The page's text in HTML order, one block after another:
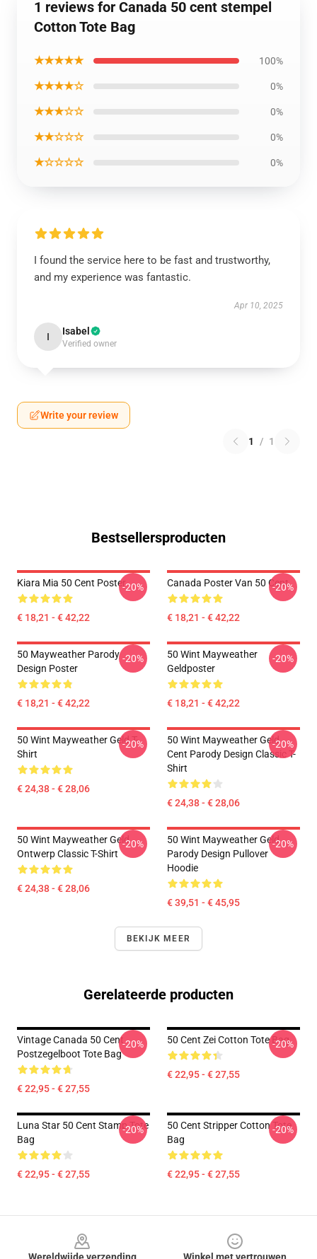
1 reviews for Canada 50 cent stempel
Cotton Tote Bag
★★★★★ 100%
★★★★☆ 0%
★★★☆☆ 0%
★★☆☆☆ 0%
★☆☆☆☆ 0%
I found the service here to be fast and trustworthy,
and my experience was fantastic.
Apr 10, 2025
I Isabel
Verified owner
Write your review
1 / 1
Bestsellersproducten
Kiara Mia 50 Cent Poster
€ 18,21 - € 42,22
-20% Canada Poster Van 50 Cent
€ 18,21 - € 42,22
-20%
50 Mayweather Parody
Design Poster
€ 18,21 - € 42,22
-20%
50 Wint Mayweather
Geldposter
€ 18,21 - € 42,22
-20%
50 Wint Mayweather Geld T-
Shirt
€ 24,38 - € 28,06
-20%
50 Wint Mayweather Geld
Cent Parody Design Classic T-
Shirt
€ 24,38 - € 28,06
-20%
50 Wint Mayweather Geld
Ontwerp Classic T-Shirt
€ 24,38 - € 28,06
-20%
50 Wint Mayweather Geld
Parody Design Pullover
Hoodie
€ 39,51 - € 45,95
-20%
BEKIJK MEER
Gerelateerde producten
Vintage Canada 50 Cent
Postzegelboot Tote Bag
€ 22,95 - € 27,55
-20% 50 Cent Zei Cotton Tote Bag
€ 22,95 - € 27,55
-20%
Luna Star 50 Cent Stamp Tote
Bag
€ 22,95 - € 27,55
-20%
50 Cent Stripper Cotton Tote
Bag
€ 22,95 - € 27,55
-20%